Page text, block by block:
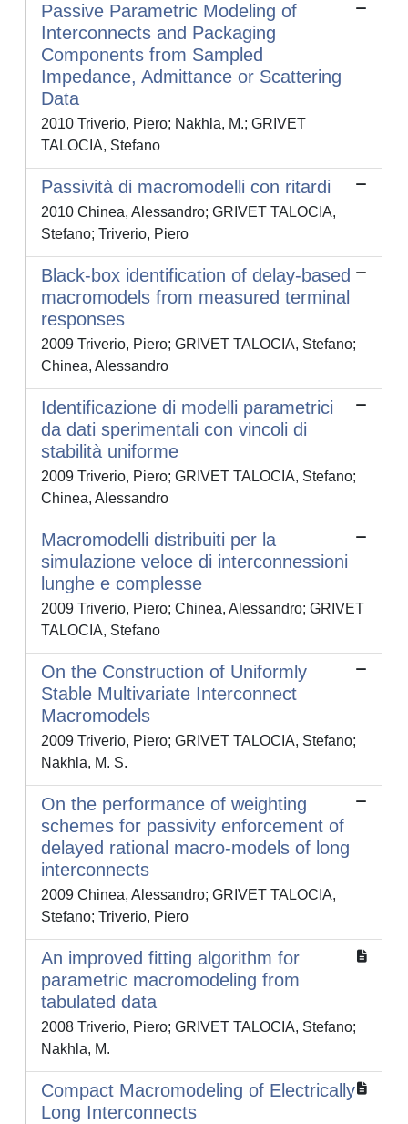
Passive Parametric Modeling of
Interconnects and Packaging
Components from Sampled
Impedance, Admittance or Scattering
Data
2010 Triverio, Piero; Nakhla, M.; GRIVET
TALOCIA, Stefano
Passività di macromodelli con ritardi
2010 Chinea, Alessandro; GRIVET TALOCIA,
Stefano; Triverio, Piero
Black-box identification of delay-based
macromodels from measured terminal
responses
2009 Triverio, Piero; GRIVET TALOCIA, Stefano;
Chinea, Alessandro
Identificazione di modelli parametrici
da dati sperimentali con vincoli di
stabilità uniforme
2009 Triverio, Piero; GRIVET TALOCIA, Stefano;
Chinea, Alessandro
Macromodelli distribuiti per la
simulazione veloce di interconnessioni
lunghe e complesse
2009 Triverio, Piero; Chinea, Alessandro; GRIVET
TALOCIA, Stefano
On the Construction of Uniformly
Stable Multivariate Interconnect
Macromodels
2009 Triverio, Piero; GRIVET TALOCIA, Stefano;
Nakhla, M. S.
On the performance of weighting
schemes for passivity enforcement of
delayed rational macro-models of long
interconnects
2009 Chinea, Alessandro; GRIVET TALOCIA,
Stefano; Triverio, Piero
An improved fitting algorithm for
parametric macromodeling from
tabulated data
2008 Triverio, Piero; GRIVET TALOCIA, Stefano;
Nakhla, M.
Compact Macromodeling of Electrically
Long Interconnects